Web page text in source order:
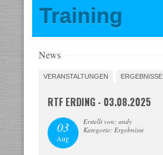
Training
News
VERANSTALTUNGEN ERGEBNISSE
RTF ERDING - 03.08.2025
03
Aug
Erstellt von: andy
Kategorie: Ergebnisse